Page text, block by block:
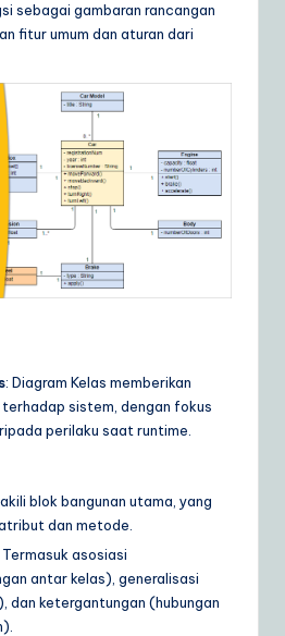
sebagai gambaran rancangan
fitur umum dan aturan dari
: Diagram Kelas memberikan
sistem, dengan fokus
perilaku saat runtime.
blok bangunan utama, yang
dan metode.
Termasuk asosiasi
antar kelas), generalisasi
dan ketergantungan (hubungan